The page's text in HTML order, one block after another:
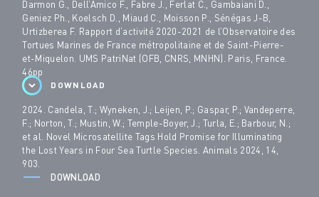
Darmon G., Dell’Amico F., Fabre J., Ferlat C., Gambaiani D.,
Geniez Ph., Koelsch D., Miaud C., Moisson P., Sénégas J-B,
Urtizberea F. Rapport d’activité 2020-2021 de l’Observatoire des
Tortues Marines de France métropolitaine et de Saint-Pierre-
et-Miquelon. UMS PatriNat (OFB, CNRS, MNHN). Paris, France.
46pp
DOWNLOAD
2024. Candela, T.; Wyneken, J.; Leijen, P.; Gaspar, P.; Vandeperre,
F.; Norton, T.; Mustin, W.; Temple-Boyer, J.; Turla, E.; Barbour, N.;
et al. Novel Microsatellite Tags Hold Promise for Illuminating
the Lost Years in Four Sea Turtle Species. Animals 2024, 14,
903.
DOWNLOAD